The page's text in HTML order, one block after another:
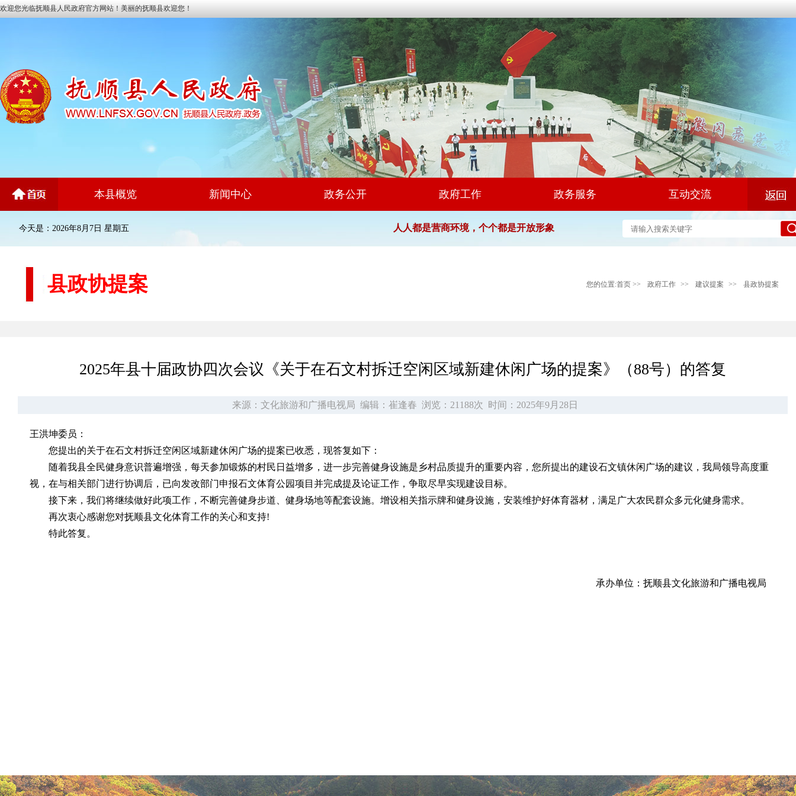
欢迎您光临抚顺县人民政府官方网站！美丽的抚顺县欢迎您！
本县概览 新闻中心 政务公开 政府工作 政务服务 互动交流
今天是：2026年8月7日 星期五 人人都是营商环境，个个都是开放形象
县政协提案 您的位置:首页 >> 政府工作 >> 建议提案 >> 县政协提案
2025年县十届政协四次会议《关于在石文村拆迁空闲区域新建休闲广场的提案》（88号）的答复
来源：文化旅游和广播电视局 编辑：崔逢春 浏览：21188次 时间：2025年9月28日
王洪坤委员：
您提出的关于在石文村拆迁空闲区域新建休闲广场的提案已收悉，现答复如下：
随着我县全民健身意识普遍增强，每天参加锻炼的村民日益增多，进一步完善健身设施是乡村品质提升的重要内容，您所提出的建设石文镇休闲广场的建议，我局领导高度重
视，在与相关部门进行协调后，已向发改部门申报石文体育公园项目并完成提及论证工作，争取尽早实现建设目标。
接下来，我们将继续做好此项工作，不断完善健身步道、健身场地等配套设施。增设相关指示牌和健身设施，安装维护好体育器材，满足广大农民群众多元化健身需求。
再次衷心感谢您对抚顺县文化体育工作的关心和支持!
特此答复。
承办单位：抚顺县文化旅游和广播电视局